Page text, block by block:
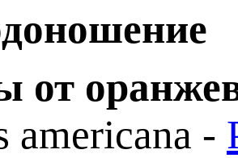
от
americana -